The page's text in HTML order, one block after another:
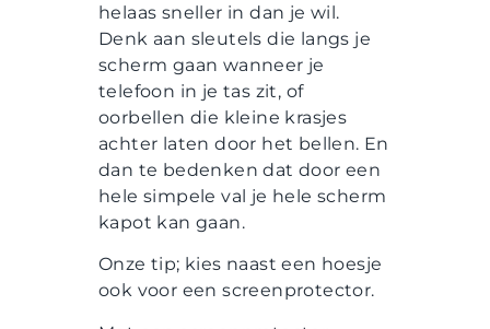
helaas sneller in dan je wil.
Denk aan sleutels die langs je
scherm gaan wanneer je
telefoon in je tas zit, of
oorbellen die kleine krasjes
achter laten door het bellen. En
dan te bedenken dat door een
hele simpele val je hele scherm
kapot kan gaan.
Onze tip; kies naast een hoesje
ook voor een screenprotector.